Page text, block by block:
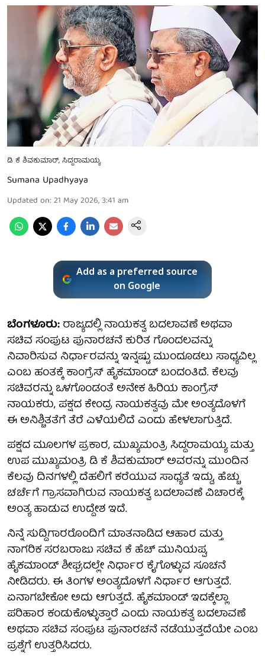
ಡಿ ಕೆ ಶಿವಕುಮಾರ್, ಸಿದ್ದರಾಮಯ್ಯ
Sumana Upadhyaya
Updated on: 21 May 2026, 3:41 am
Add as a preferred source
on Google
ಬೆಂಗಳೂರು:ರಾಜ್ಯದಲ್ಲಿ ನಾಯಕತ್ವ ಬದಲಾವಣೆ ಅಥವಾ
ಸಚಿವ ಸಂಪುಟ ಪುನಾರಚನೆ ಕುರಿತ ಗೊಂದಲವನ್ನು
ನಿವಾರಿಸುವ ನಿರ್ಧಾರವನ್ನು ಇನ್ನಷ್ಟು ಮುಂದೂಡಲು ಸಾಧ್ಯವಿಲ್ಲ
ಎಂಬ ಹಂತಕ್ಕೆ ಕಾಂಗ್ರೆಸ್ ಹೈಕಮಾಂಡ್ ಬಂದಂತಿದೆ. ಕೆಲವು
ಸಚಿವರನ್ನು ಒಳಗೊಂಡಂತೆ ಅನೇಕ ಹಿರಿಯ ಕಾಂಗ್ರೆಸ್
ನಾಯಕರು, ಪಕ್ಷದ ಕೇಂದ್ರ ನಾಯಕತ್ವವು ಮೇ ಅಂತ್ಯದೊಳಗೆ
ಈ ಅನಿಶ್ಚಿತತೆಗೆ ತೆರೆ ಎಳೆಯಲಿದೆ ಎಂದು ಹೇಳಲಾಗುತ್ತಿದೆ.
ಪಕ್ಷದ ಮೂಲಗಳ ಪ್ರಕಾರ, ಮುಖ್ಯಮಂತ್ರಿ ಸಿದ್ದರಾಮಯ್ಯ ಮತ್ತು
ಉಪ ಮುಖ್ಯಮಂತ್ರಿ ಡಿ ಕೆ ಶಿವಕುಮಾರ್ ಅವರನ್ನು ಮುಂದಿನ
ಕೆಲವು ದಿನಗಳಲ್ಲಿ ದೆಹಲಿಗೆ ಕರೆಯುವ ಸಾಧ್ಯತೆ ಇದ್ದು, ಹೆಚ್ಚು
ಚರ್ಚೆಗೆ ಗ್ರಾಸವಾಗಿರುವ ನಾಯಕತ್ವ ಬದಲಾವಣೆ ವಿಚಾರಕ್ಕೆ
ಅಂತ್ಯ ಹಾಡುವ ಉದ್ದೇಶ ಇದೆ.
ನಿನ್ನೆ ಸುದ್ದಿಗಾರರೊಂದಿಗೆ ಮಾತನಾಡಿದ ಆಹಾರ ಮತ್ತು
ನಾಗರಿಕ ಸರಬರಾಜು ಸಚಿವ ಕೆ ಹೆಚ್ ಮುನಿಯಪ್ಪ,
ಹೈಕಮಾಂಡ್ ಶೀಘ್ರದಲ್ಲೇ ನಿರ್ಧಾರ ಕೈಗೊಳ್ಳುವ ಸೂಚನೆ
ನೀಡಿದರು. ಈ ತಿಂಗಳ ಅಂತ್ಯದೊಳಗೆ ನಿರ್ಧಾರ ಆಗುತ್ತದೆ.
ಏನಾಗಬೇಕೋ ಅದು ಆಗುತ್ತದೆ. ಹೈಕಮಾಂಡ್ ಇದಕ್ಕೆಲ್ಲಾ
ಪರಿಹಾರ ಕಂಡುಕೊಳ್ಳುತ್ತಾರೆ ಎಂದು ನಾಯಕತ್ವ ಬದಲಾವಣೆ
ಅಥವಾ ಸಚಿವ ಸಂಪುಟ ಪುನಾರಚನೆ ನಡೆಯುತ್ತದೆಯೇ ಎಂಬ
ಪ್ರಶ್ನೆಗೆ ಉತ್ತರಿಸಿದರು.